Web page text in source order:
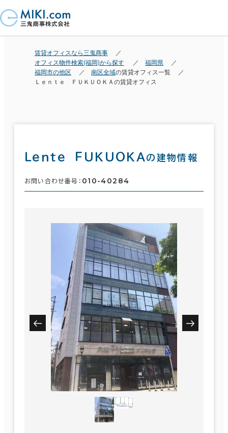
賃貸オフィスなら三鬼商事
オフィス物件検索(福岡)から探す
福岡県
福岡市の他区
南区全域の賃貸オフィス一覧
Ｌｅｎｔｅ ＦＵＫＵＯＫＡの賃貸オフィス
Ｌｅｎｔｅ ＦＵＫＵＯＫＡ の建物情報
お問い合わせ番号： 010-40284